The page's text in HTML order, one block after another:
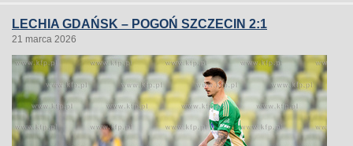
LECHIA GDAŃSK – POGOŃ SZCZECIN 2:1
21 marca 2026